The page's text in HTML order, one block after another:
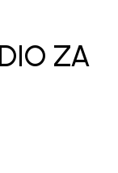
ZA